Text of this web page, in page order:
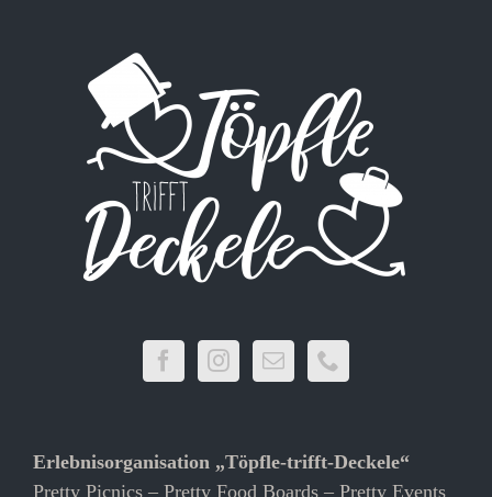
Erlebnisorganisation „Töpfle-trifft-Deckele“
Pretty Picnics – Pretty Food Boards – Pretty Events